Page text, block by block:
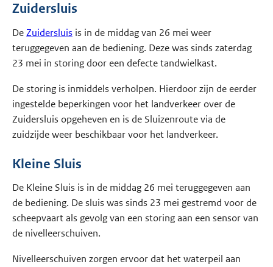
Zuidersluis
DeZuidersluis is in de middag van 26 mei weer
teruggegeven aan de bediening. Deze was sinds zaterdag
23 mei in storing door een defecte tandwielkast.
De storing is inmiddels verholpen. Hierdoor zijn de eerder
ingestelde beperkingen voor het landverkeer over de
Zuidersluis opgeheven en is de Sluizenroute via de
zuidzijde weer beschikbaar voor het landverkeer.
Kleine Sluis
De Kleine Sluis is in de middag 26 mei teruggegeven aan
de bediening. De sluis was sinds 23 mei gestremd voor de
scheepvaart als gevolg van een storing aan een sensor van
de nivelleerschuiven.
Nivelleerschuiven zorgen ervoor dat het waterpeil aan